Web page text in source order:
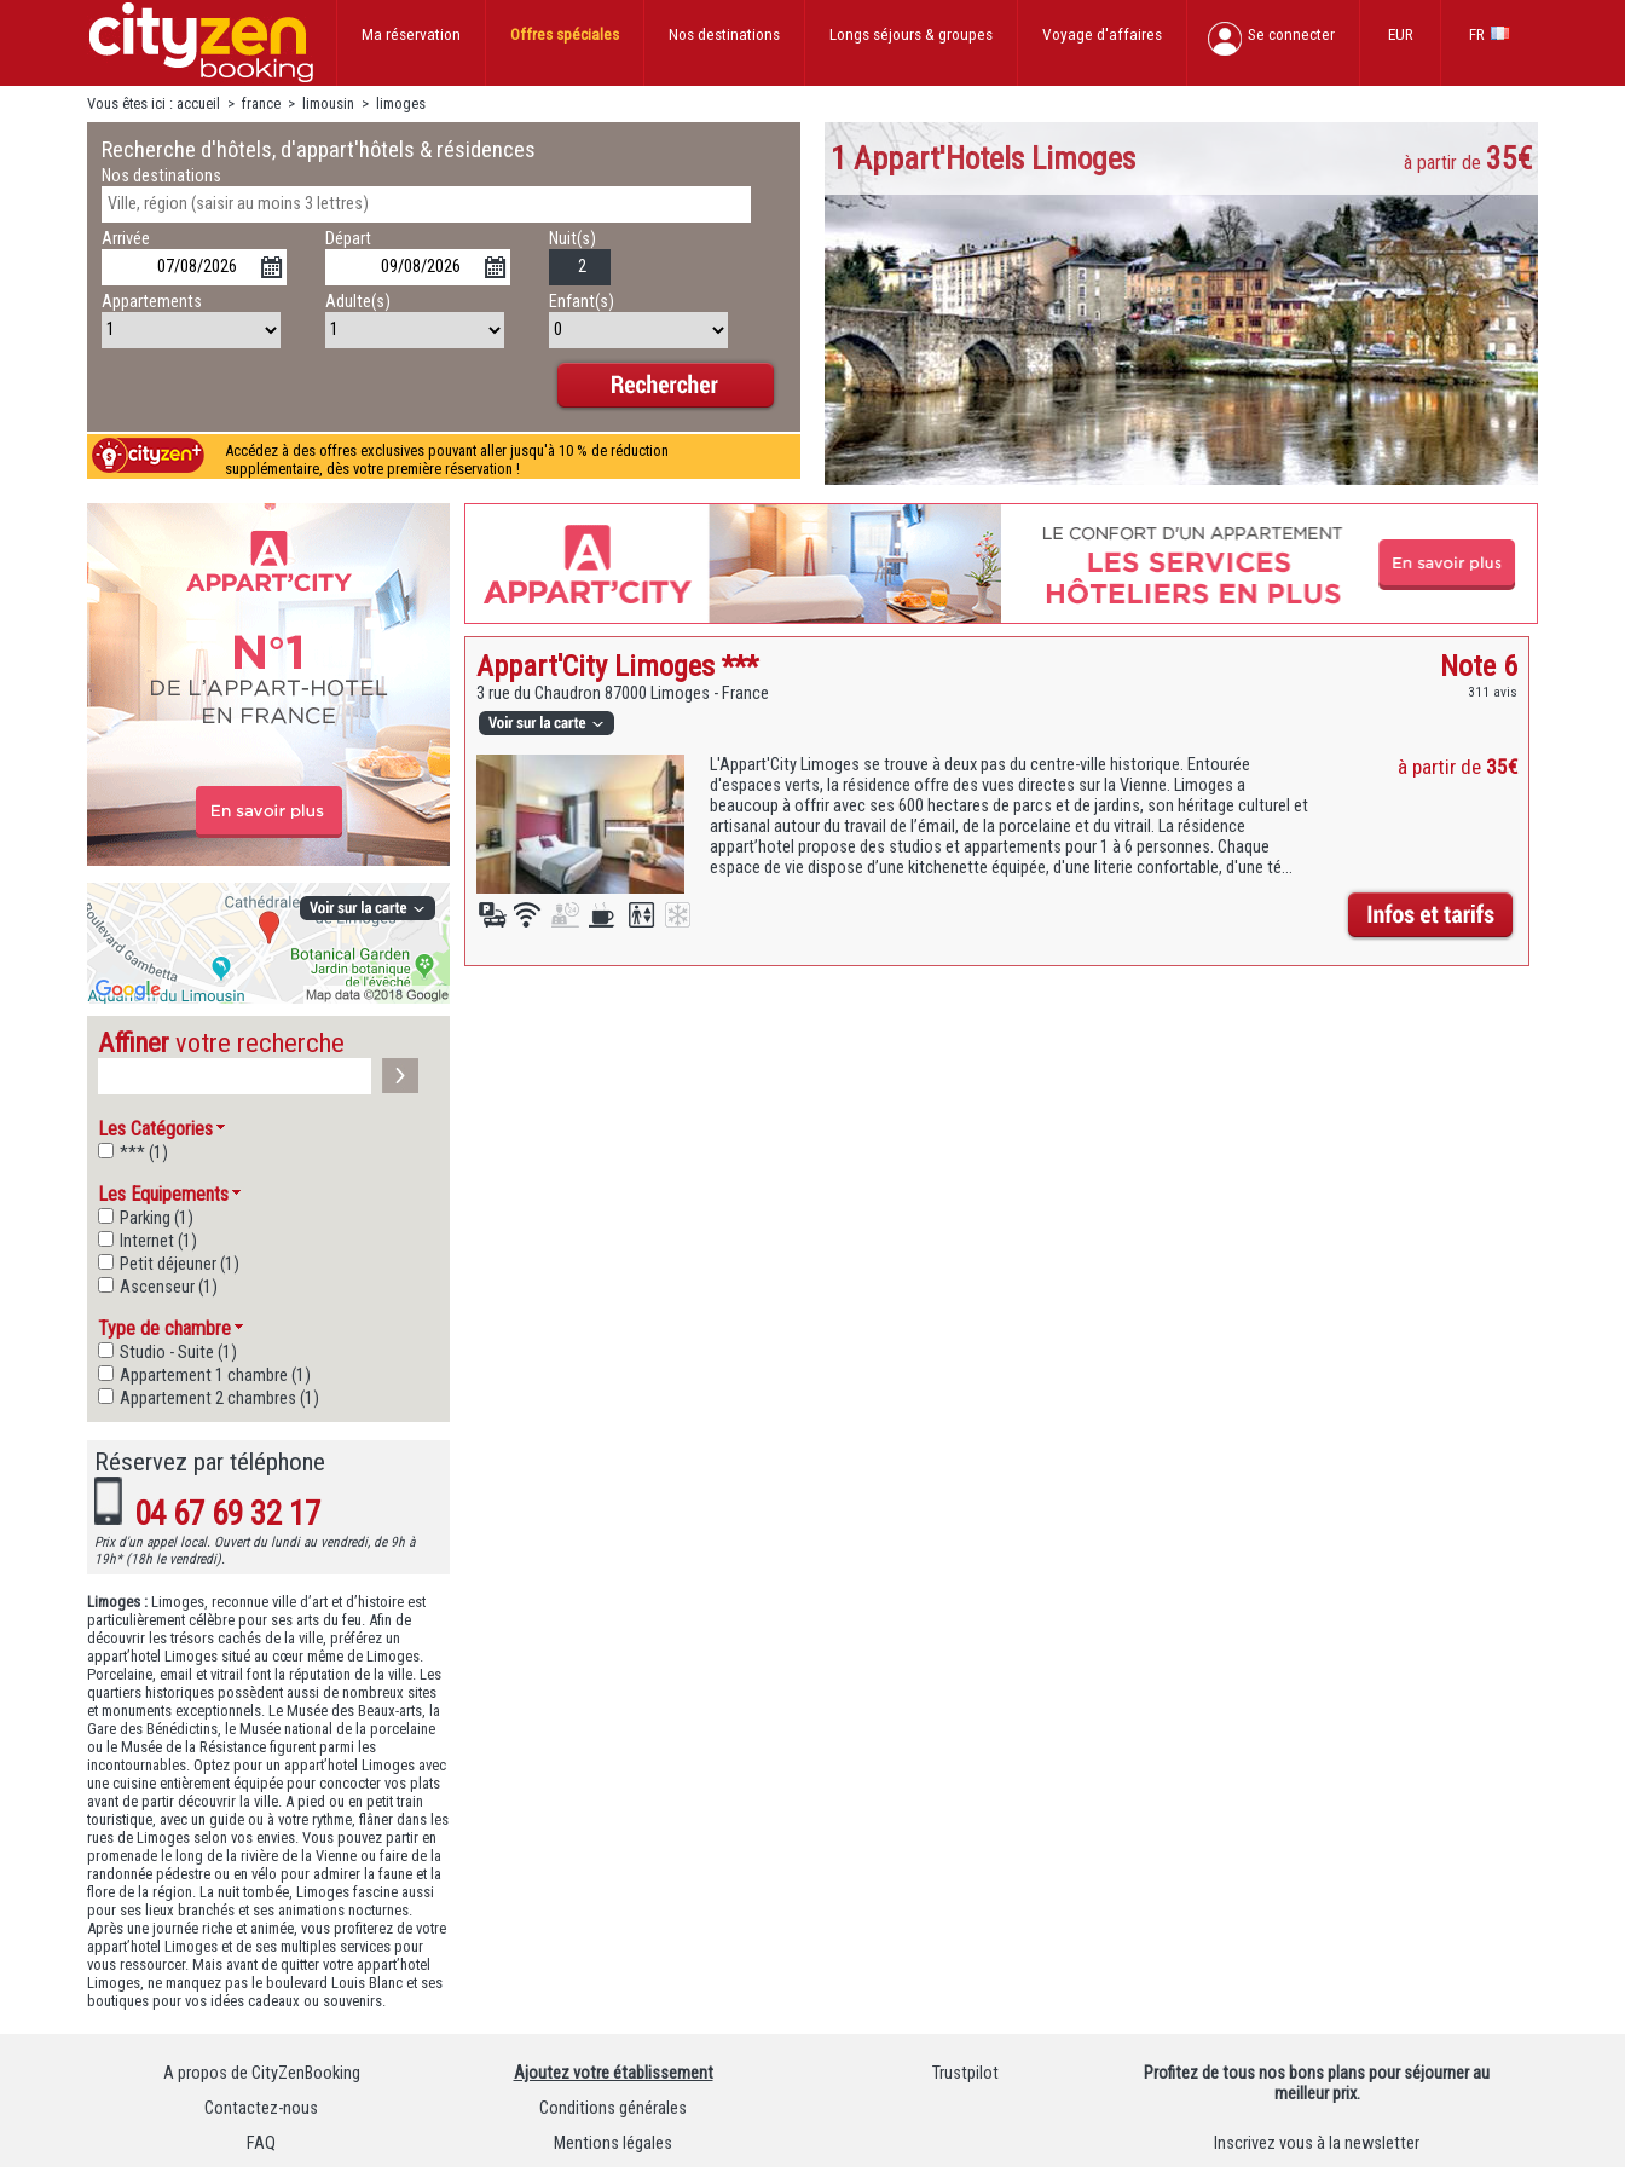
FR
EUR
Se connecter
Voyage d'affaires
Longs séjours& groupes
Nos destinations
Offres spéciales
Ma réservation
Vous êtes ici : accueil > france > limousin > limoges
Recherche d'hôtels, d'appart'hôtels & résidences
Nos destinations
Arrivée Départ Nuit(s)
Appartements Adulte(s) Enfant(s)
Accédez à des offres exclusives pouvant aller jusqu'à 10 % de réduction
supplémentaire, dès votre première réservation !
1 Appart'Hotels Limoges à partir de 35€
Affinervotre recherche
Les Catégories
*** (1)
Les Equipements
Parking (1)
Internet (1)
Petit déjeuner (1)
Ascenseur (1)
Type de chambre
Studio - Suite (1)
Appartement 1 chambre (1)
Appartement 2 chambres (1)
Réservez par téléphone
04 67 69 32 17
Prix d'un appel local. Ouvert du lundi au vendredi, de 9h à
19h* (18h le vendredi).
Limoges : Limoges, reconnue ville d’art et d’histoire est
particulièrement célèbre pour ses arts du feu. Afin de
découvrir les trésors cachés de la ville, préférez un
appart’hotel Limoges situé au cœur même de Limoges.
Porcelaine, email et vitrail font la réputation de la ville. Les
quartiers historiques possèdent aussi de nombreux sites
et monuments exceptionnels. Le Musée des Beaux-arts, la
Gare des Bénédictins, le Musée national de la porcelaine
ou le Musée de la Résistance figurent parmi les
incontournables. Optez pour un appart’hotel Limoges avec
une cuisine entièrement équipée pour concocter vos plats
avant de partir découvrir la ville. A pied ou en petit train
touristique, avec un guide ou à votre rythme, flâner dans les
rues de Limoges selon vos envies. Vous pouvez partir en
promenade le long de la rivière de la Vienne ou faire de la
randonnée pédestre ou en vélo pour admirer la faune et la
flore de la région. La nuit tombée, Limoges fascine aussi
pour ses lieux branchés et ses animations nocturnes.
Après une journée riche et animée, vous profiterez de votre
appart’hotel Limoges et de ses multiples services pour
vous ressourcer. Mais avant de quitter votre appart’hotel
Limoges, ne manquez pas le boulevard Louis Blanc et ses
boutiques pour vos idées cadeaux ou souvenirs.
Appart'City Limoges ***
3 rue du Chaudron 87000 Limoges - France
Note 6
311 avis
L'Appart'City Limoges se trouve à deux pas du centre-ville historique. Entourée
d'espaces verts, la résidence offre des vues directes sur la Vienne. Limoges a
beaucoup à offrir avec ses 600 hectares de parcs et de jardins, son héritage culturel et
artisanal autour du travail de l’émail, de la porcelaine et du vitrail. La résidence
appart’hotel propose des studios et appartements pour 1 à 6 personnes. Chaque
espace de vie dispose d’une kitchenette équipée, d'une literie confortable, d'une té...
à partir de 35€
A propos de CityZenBooking
Contactez-nous
FAQ
Ajoutez votre établissement
Conditions générales
Mentions légales
Trustpilot
Profitez de tous nos bons plans pour séjourner au
meilleur prix.
Inscrivez vous à la newsletter